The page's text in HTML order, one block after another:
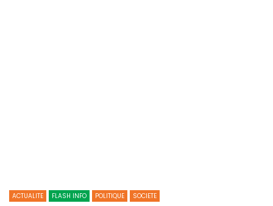
ACTUALITE FLASH INFO POLITIQUE SOCIETE